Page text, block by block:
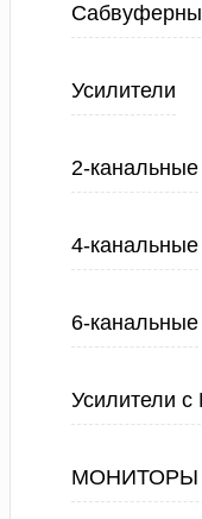
Усилители
2-канальные
4-канальные
6-канальные
Усилители с